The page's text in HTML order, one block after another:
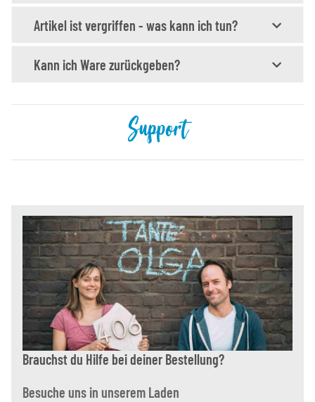
Artikel ist vergriffen - was kann ich tun?
Kann ich Ware zurückgeben?
Support
Brauchst du Hilfe bei deiner Bestellung?
Besuche uns in unserem Laden